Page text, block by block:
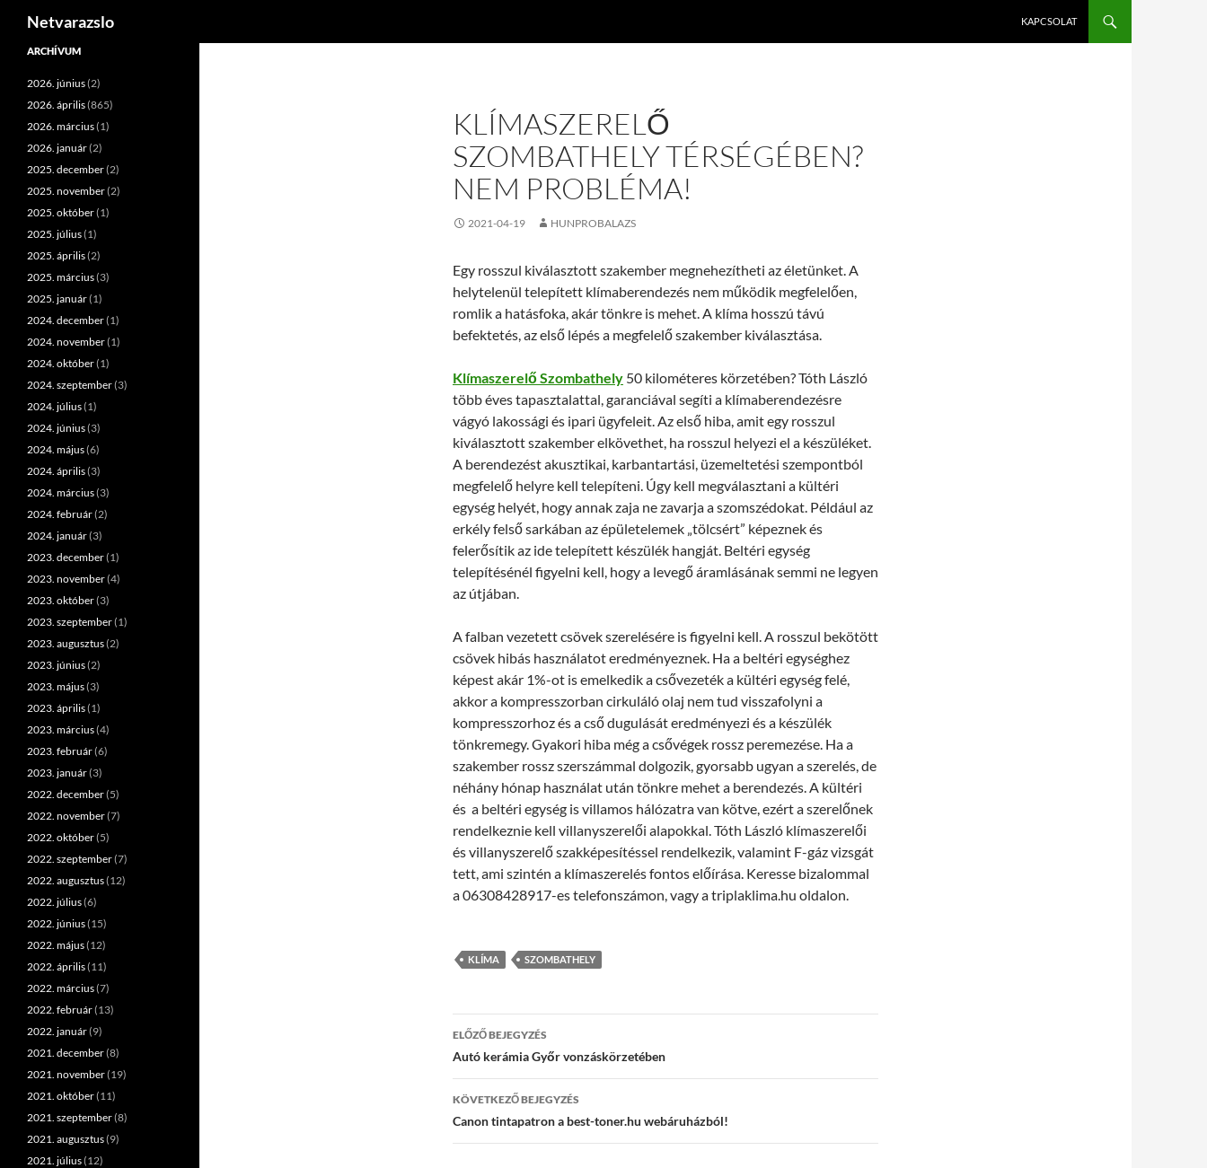
Kilépés
Netvarazslo KAPCSOLAT
KLÍMASZERELŐ
SZOMBATHELY TÉRSÉGÉBEN?
NEM PROBLÉMA!
2021-04-19 HUNPROBALAZS
Egy rosszul kiválasztott szakember megnehezítheti az életünket. A
helytelenül telepített klímaberendezés nem működik megfelelően,
romlik a hatásfoka, akár tönkre is mehet. A klíma hosszú távú
befektetés, az első lépés a megfelelő szakember kiválasztása.
Klímaszerelő Szombathely 50 kilométeres körzetében? Tóth László
több éves tapasztalattal, garanciával segíti a klímaberendezésre
vágyó lakossági és ipari ügyfeleit. Az első hiba, amit egy rosszul
kiválasztott szakember elkövethet, ha rosszul helyezi el a készüléket.
A berendezést akusztikai, karbantartási, üzemeltetési szempontból
megfelelő helyre kell telepíteni. Úgy kell megválasztani a kültéri
egység helyét, hogy annak zaja ne zavarja a szomszédokat. Például az
erkély felső sarkában az épületelemek „tölcsért” képeznek és
felerősítik az ide telepített készülék hangját. Beltéri egység
telepítésénél figyelni kell, hogy a levegő áramlásának semmi ne legyen
az útjában.
A falban vezetett csövek szerelésére is figyelni kell. A rosszul bekötött
csövek hibás használatot eredményeznek. Ha a beltéri egységhez
képest akár 1%-ot is emelkedik a csővezeték a kültéri egység felé,
akkor a kompresszorban cirkuláló olaj nem tud visszafolyni a
kompresszorhoz és a cső dugulását eredményezi és a készülék
tönkremegy. Gyakori hiba még a csővégek rossz peremezése. Ha a
szakember rossz szerszámmal dolgozik, gyorsabb ugyan a szerelés, de
néhány hónap használat után tönkre mehet a berendezés. A kültéri
és a beltéri egység is villamos hálózatra van kötve, ezért a szerelőnek
rendelkeznie kell villanyszerelői alapokkal. Tóth László klímaszerelői
és villanyszerelő szakképesítéssel rendelkezik, valamint F-gáz vizsgát
tett, ami szintén a klímaszerelés fontos előírása. Keresse bizalommal
a 06308428917-es telefonszámon, vagy a triplaklima.hu oldalon.
KLÍMA SZOMBATHELY
Bejegyzés
navigáció
ELŐZŐ BEJEGYZÉS
Autó kerámia Győr vonzáskörzetében
KÖVETKEZŐ BEJEGYZÉS
Canon tintapatron a best-toner.hu webáruházból!
ARCHÍVUM
2026. június(2)
2026. április(865)
2026. március(1)
2026. január(2)
2025. december(2)
2025. november(2)
2025. október(1)
2025. július(1)
2025. április(2)
2025. március(3)
2025. január(1)
2024. december(1)
2024. november(1)
2024. október(1)
2024. szeptember(3)
2024. július(1)
2024. június(3)
2024. május(6)
2024. április(3)
2024. március(3)
2024. február(2)
2024. január(3)
2023. december(1)
2023. november(4)
2023. október(3)
2023. szeptember(1)
2023. augusztus(2)
2023. június(2)
2023. május(3)
2023. április(1)
2023. március(4)
2023. február(6)
2023. január(3)
2022. december(5)
2022. november(7)
2022. október(5)
2022. szeptember(7)
2022. augusztus(12)
2022. július(6)
2022. június(15)
2022. május(12)
2022. április(11)
2022. március(7)
2022. február(13)
2022. január(9)
2021. december(8)
2021. november(19)
2021. október(11)
2021. szeptember(8)
2021. augusztus(9)
2021. július(12)